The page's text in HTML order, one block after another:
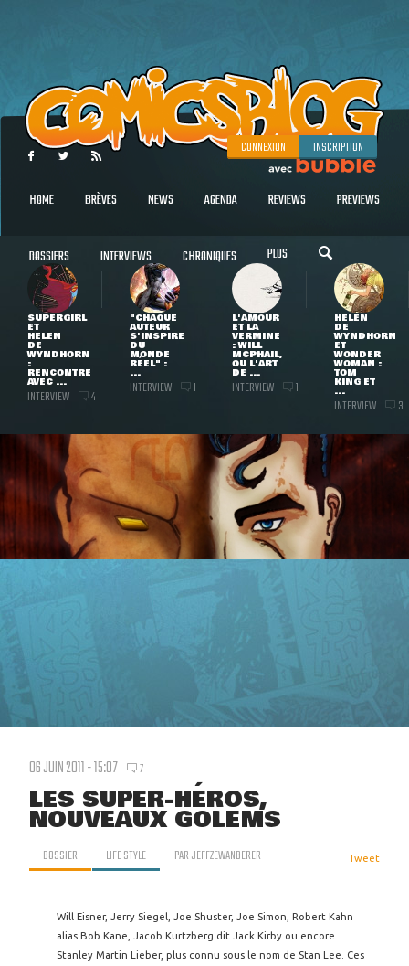
CONNEXION INSCRIPTION
HOME BRÈVES NEWS AGENDA REVIEWS PREVIEWS
DOSSIERS INTERVIEWS CHRONIQUES PLUS
SUPERGIRL
ET
HELEN
DE
WYNDHORN
:
RENCONTRE
AVEC ...
INTERVIEW 4
"CHAQUE
AUTEUR
S'INSPIRE
DU
MONDE
RÉEL" :
...
INTERVIEW 1
L'AMOUR
ET LA
VERMINE
: WILL
MCPHAIL,
OU L'ART
DE ...
INTERVIEW 1
HELEN
DE
WYNDHORN
ET
WONDER
WOMAN :
TOM
KING ET
...
INTERVIEW 3
06 JUIN 2011 - 15:07 7
LES SUPER-HÉROS,
NOUVEAUX GOLEMS
DOSSIER LIFE STYLE PARJEFFZEWANDERER Tweet
Will Eisner, Jerry Siegel, Joe Shuster, Joe Simon, Robert Kahn
alias Bob Kane, Jacob Kurtzberg dit Jack Kirby ou encore
Stanley Martin Lieber, plus connu sous le nom de Stan Lee. Ces